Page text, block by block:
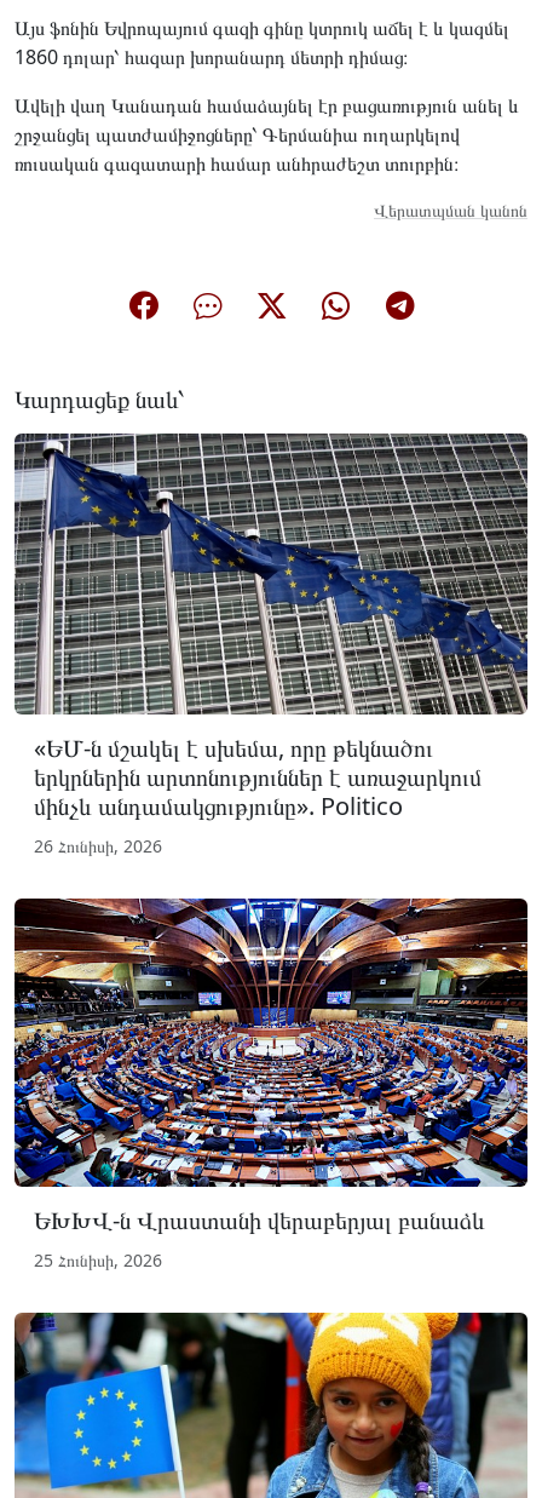
Այս ֆոնին Եվրոպայում գազի գինը կտրուկ աճել է և կազմել
1860 դոլար՝ հազար խորանարդ մետրի դիմաց։
Ավելի վաղ Կանադան համաձայնել էր բացառություն անել և
շրջանցել պատժամիջոցները՝ Գերմանիա ուղարկելով
ռուսական գազատարի համար անհրաժեշտ տուրբին։
Վերատպման կանոն
Կարդացեք նաև՝
«ԵՄ-ն մշակել է սխեմա, որը թեկնածու
երկրներին արտոնություններ է առաջարկում
մինչև անդամակցությունը». Politico
26 Հունիսի, 2026
ԵԽԽՎ-ն Վրաստանի վերաբերյալ բանաձև
25 Հունիսի, 2026